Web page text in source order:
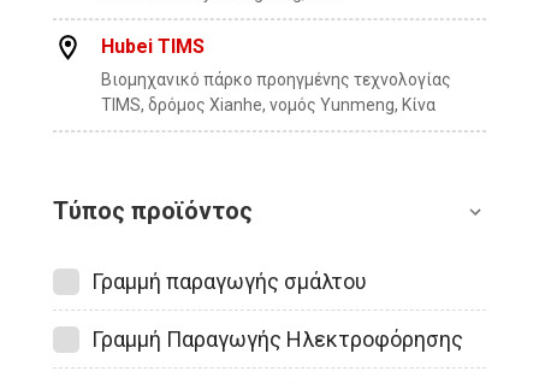
Hubei TIMS
Βιομηχανικό πάρκο προηγμένης τεχνολογίας
TIMS, δρόμος Xianhe, νομός Yunmeng, Κίνα
Τύπος προϊόντος
Γραμμή παραγωγής σμάλτου
Γραμμή Παραγωγής Ηλεκτροφόρησης